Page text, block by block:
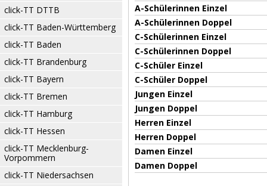
click-TT DTTB
click-TT Baden-Württemberg
click-TT Baden
click-TT Brandenburg
click-TT Bayern
click-TT Bremen
click-TT Hamburg
click-TT Hessen
click-TT Mecklenburg-
Vorpommern
click-TT Niedersachsen
A-Schülerinnen Einzel
A-Schülerinnen Doppel
C-Schülerinnen Einzel
C-Schülerinnen Doppel
C-Schüler Einzel
C-Schüler Doppel
Jungen Einzel
Jungen Doppel
Herren Einzel
Herren Doppel
Damen Einzel
Damen Doppel